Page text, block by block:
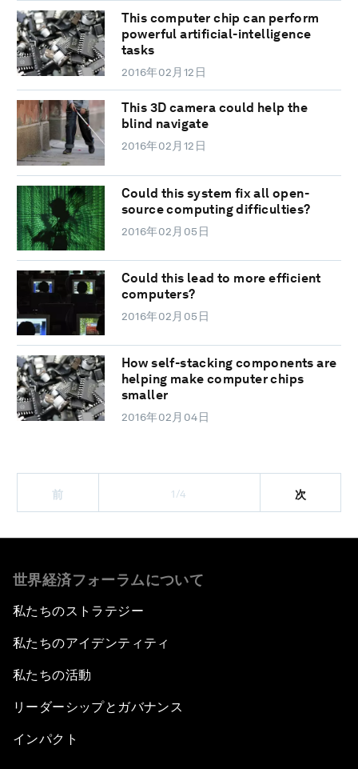
This computer chip can perform
powerful artificial-intelligence
tasks
2016年02月12日
This 3D camera could help the
blind navigate
2016年02月12日
Could this system fix all open-
source computing difficulties?
2016年02月05日
Could this lead to more efficient
computers?
2016年02月05日
How self-stacking components are
helping make computer chips
smaller
2016年02月04日
前 1/4 次
世界経済フォーラムについて
私たちのストラテジー
私たちのアイデンティティ
私たちの活動
リーダーシップとガバナンス
インパクト